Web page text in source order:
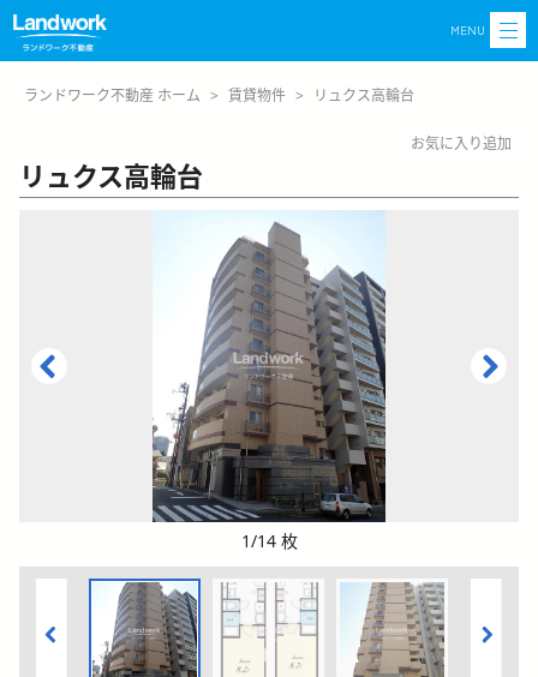
MENU
ランドワーク不動産 ホーム > 賃貸物件 > リュクス高輪台
お気に入り追加
リュクス高輪台
1/14 枚